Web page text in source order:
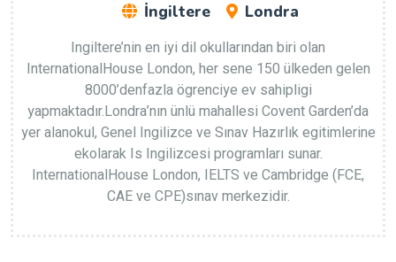
İngiltere
Londra
Ingiltere’nin en iyi dil okullarından biri olan
InternationalHouse London, her sene 150 ülkeden gelen
8000’denfazla ögrenciye ev sahipligi
yapmaktadır.Londra’nın ünlü mahallesi Covent Garden’da
yer alanokul, Genel Ingilizce ve Sınav Hazırlık egitimlerine
ekolarak Is Ingilizcesi programları sunar.
InternationalHouse London, IELTS ve Cambridge (FCE,
CAE ve CPE)sınav merkezidir.